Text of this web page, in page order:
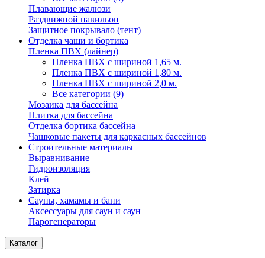
Плавающие жалюзи
Раздвижной павильон
Защитное покрывало (тент)
Отделка чаши и бортика
Пленка ПВХ (лайнер)
Пленка ПВХ с шириной 1,65 м.
Пленка ПВХ с шириной 1,80 м.
Пленка ПВХ с шириной 2,0 м.
Все категории (9)
Мозаика для бассейна
Плитка для бассейна
Отделка бортика бассейна
Чашковые пакеты для каркасных бассейнов
Строительные материалы
Выравнивание
Гидроизоляция
Клей
Затирка
Сауны, хамамы и бани
Аксессуары для саун и саун
Парогенераторы
Каталог